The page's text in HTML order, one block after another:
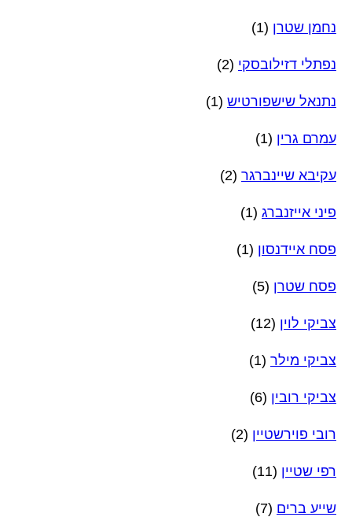
נחמן שטרן (1)
נפתלי דזילובסקי (2)
נתנאל שישפורטיש (1)
עמרם גרין (1)
עקיבא שיינברגר (2)
פיני אייזנברג (1)
פסח איידנסון (1)
פסח שטרן (5)
צביקי לוין (12)
צביקי מילר (1)
צביקי רובין (6)
רובי פוירשטיין (2)
רפי שטיין (11)
שייע ברים (7)